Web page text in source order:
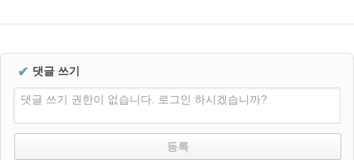
✔ 댓글 쓰기
댓글 쓰기 권한이 없습니다. 로그인 하시겠습니까?